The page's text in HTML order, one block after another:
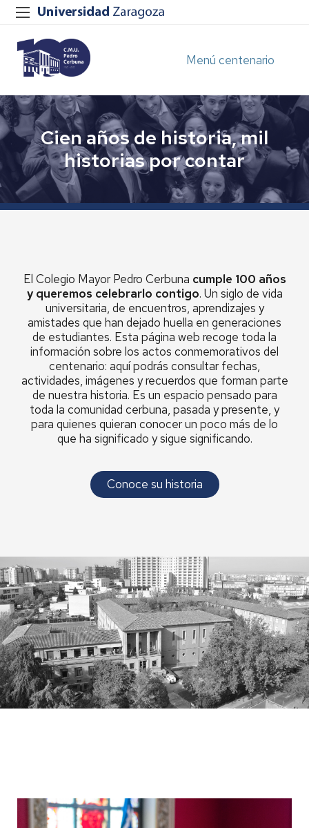
Menú centenario
Cien años de historia, mil
historias por contar
El Colegio Mayor Pedro Cerbuna cumple 100 años
y queremos celebrarlo contigo. Un siglo de vida
universitaria, de encuentros, aprendizajes y
amistades que han dejado huella en generaciones
de estudiantes. Esta página web recoge toda la
información sobre los actos conmemorativos del
centenario: aquí podrás consultar fechas,
actividades, imágenes y recuerdos que forman parte
de nuestra historia. Es un espacio pensado para
toda la comunidad cerbuna, pasada y presente, y
para quienes quieran conocer un poco más de lo
que ha significado y sigue significando.
Conoce su historia